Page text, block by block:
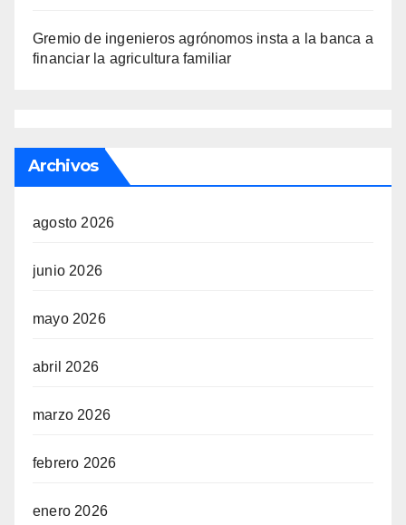
Gremio de ingenieros agrónomos insta a la banca a
financiar la agricultura familiar
Archivos
agosto 2026
junio 2026
mayo 2026
abril 2026
marzo 2026
febrero 2026
enero 2026